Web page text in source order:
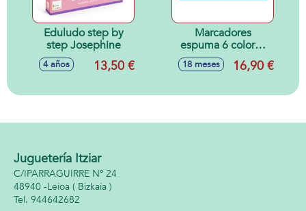
Eduludo step by
step Josephine
4 años 13,50 €
Marcadores
espuma 6 colores
18m +
18 meses 16,90 €
Juguetería Itziar
C/IPARRAGUIRRE Nº 24
48940 -Leioa ( Bizkaia )
944642682